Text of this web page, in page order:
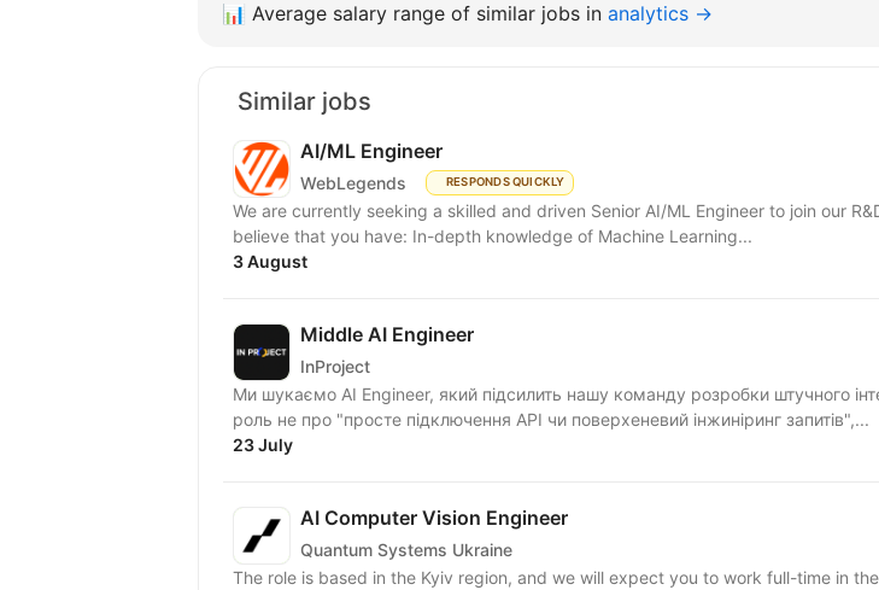
📊 Average salary range of similar jobs in analytics →
Similar jobs
AI/ML Engineer
WebLegends RESPONDS QUICKLY
We are currently seeking a skilled and driven Senior AI/ML Engineer to join our R&D
believe that you have: In-depth knowledge of Machine Learning...
3 August
Middle AI Engineer
InProject
Ми шукаємо AI Engineer, який підсилить нашу команду розробки штучного
роль не про "просте підключення APІ чи поверхеневий інжиніринг запитів",...
23 July
AI Computer Vision Engineer
Quantum Systems Ukraine
The role is based in the Kyiv region, and we will expect you to work full-time in